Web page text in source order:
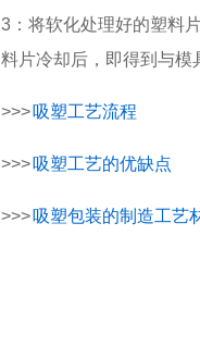
3：将软化处理好的塑料
料片冷却后，即得到与模
>>>吸塑工艺流程
>>>吸塑工艺的优缺点
>>>吸塑包装的制造工艺